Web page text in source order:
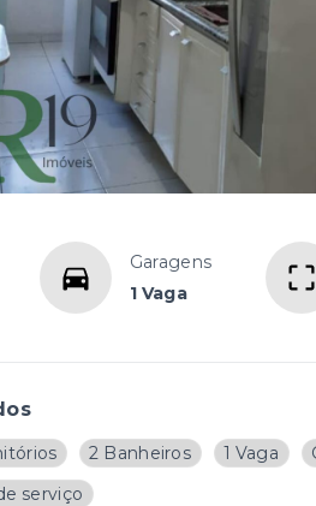
Garagens
1 Vaga
2 Banheiros 1 Vaga
serviço